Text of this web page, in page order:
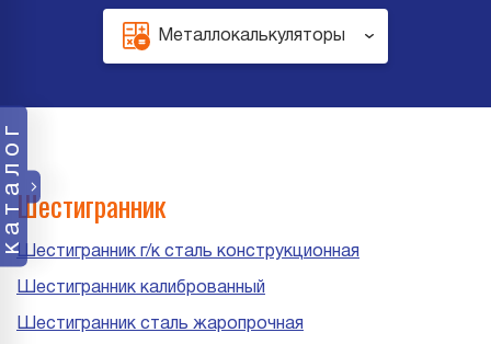
каталог
Металлокалькуляторы
Шестигранник
Шестигранник г/к сталь конструкционная
Шестигранник калиброванный
Шестигранник сталь жаропрочная